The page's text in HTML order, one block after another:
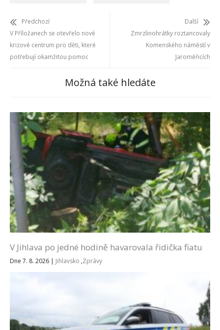
Předchozí
V Příložanech se otevřelo nové
krizové centrum pro děti, které
potřebují okamžitou pomoc
Další
Zmrzlinohrátky roztancovaly
Komenského náměstí v
Jaroměřicích
Možná také hledáte
V Jihlava po jedné hodině havarovala řidička fiatu
Dne 7. 8. 2026 | Jihlavsko ,Zprávy